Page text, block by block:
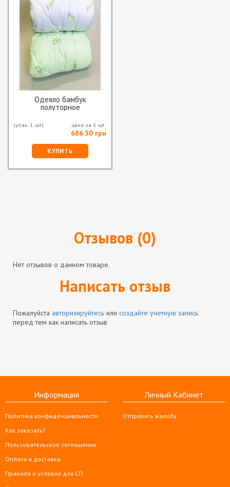
Одеяло бамбук
полуторное
(упак. 1 шт) цена за 1 шт.
686.50 грн
КУПИТЬ
Отзывов (0)
Нет отзывов о данном товаре.
Написать отзыв
Пожалуйста авторизируйтесь или создайте учетную запись
перед тем как написать отзыв
Информация
Политика конфиденциальности
Как заказать?
Пользовательское соглашение
Оплата и доставка
Правила и условия для СП
Личный Кабинет
Отправить жалобу